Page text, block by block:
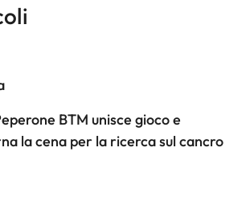
BTM unisce gioco e
la cena per la ricerca sul cancro